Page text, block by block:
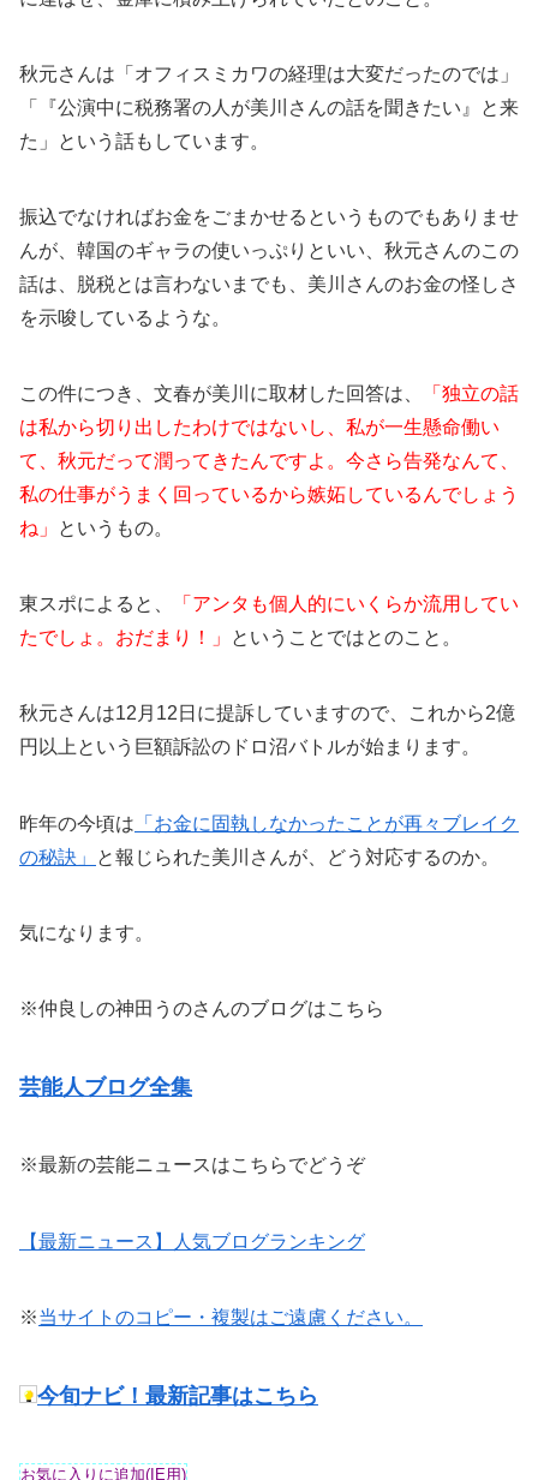
秋元さんは「オフィスミカワの経理は大変だったのでは」
「『公演中に税務署の人が美川さんの話を聞きたい』と来
た」という話もしています。
振込でなければお金をごまかせるというものでもありませ
んが、韓国のギャラの使いっぷりといい、秋元さんのこの
話は、脱税とは言わないまでも、美川さんのお金の怪しさ
を示唆しているような。
この件につき、文春が美川に取材した回答は、
「独立の話
は私から切り出したわけではないし、私が一生懸命働い
て、秋元だって潤ってきたんですよ。今さら告発なんて、
私の仕事がうまく回っているから嫉妬しているんでしょう
ね」
というもの。
東スポによると、
「アンタも個人的にいくらか流用してい
たでしょ。おだまり！」
ということではとのこと。
秋元さんは12月12日に提訴していますので、これから2億
円以上という巨額訴訟のドロ沼バトルが始まります。
昨年の今頃は 「お金に固執しなかったことが再々ブレイク
の秘訣」
と報じられた美川さんが、どう対応するのか。
気になります。
※仲良しの神田うのさんのブログはこちら
芸能人ブログ全集
※最新の芸能ニュースはこちらでどうぞ
【最新ニュース】人気ブログランキング
※当サイトのコピー・複製はご遠慮ください。
今旬ナビ！最新記事はこちら